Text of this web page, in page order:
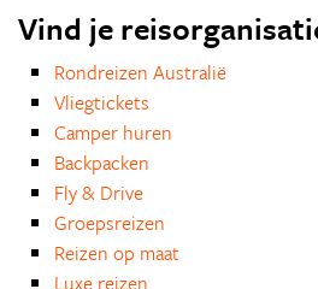
Vind je
Rondreizen Australië
Vliegtickets
Camper huren
Backpacken
Fly & Drive
Groepsreizen
Reizen op maat
Luxe reizen